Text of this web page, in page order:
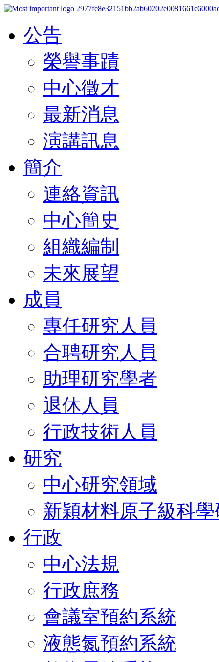
公告
榮譽事蹟
中心徵才
最新消息
演講訊息
簡介
連絡資訊
中心簡史
組織編制
未來展望
成員
專任研究人員
合聘研究人員
助理研究學者
退休人員
行政技術人員
研究
中心研究領域
新穎材料原子級科
行政
中心法規
行政庶務
會議室預約系統
液態氮預約系統